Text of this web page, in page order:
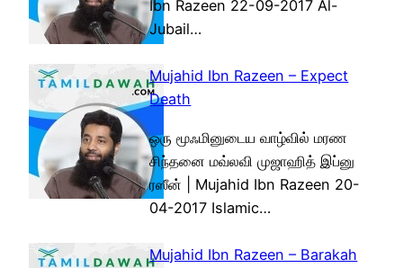
Ibn Razeen 22-09-2017 Al-
Jubail…
Mujahid Ibn Razeen – Expect
Death
ஒரு மூஃமினுடைய வாழ்வில் மரண
சிந்தனை மவ்லவி முஜாஹித் இப்னு
ரஸீன் | Mujahid Ibn Razeen 20-
04-2017 Islamic…
Mujahid Ibn Razeen – Barakah